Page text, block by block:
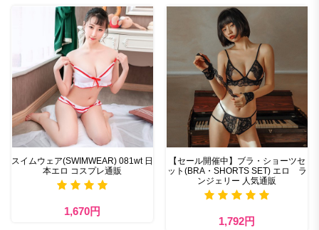
スイムウェア(SWIMWEAR) 081wt 日
本エロ コスプレ通販
1,670円
【セール開催中】ブラ・ショーツセ
ット(BRA・SHORTS SET) エロ ラ
ンジェリー 人気通販
1,792円